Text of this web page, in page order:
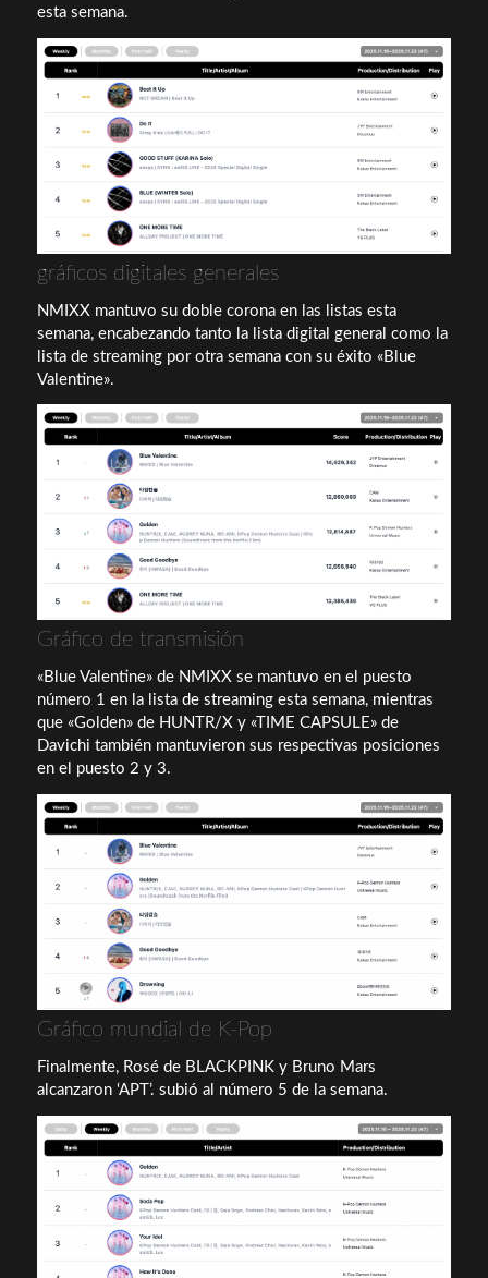
esta semana.
gráficos digitales generales
NMIXX mantuvo su doble corona en las listas esta
semana, encabezando tanto la lista digital general como la
lista de streaming por otra semana con su éxito «Blue
Valentine».
Gráfico de transmisión
«Blue Valentine» de NMIXX se mantuvo en el puesto
número 1 en la lista de streaming esta semana, mientras
que «Golden» de HUNTR/X y «TIME CAPSULE» de
Davichi también mantuvieron sus respectivas posiciones
en el puesto 2 y 3.
Gráfico mundial de K-Pop
Finalmente, Rosé de BLACKPINK y Bruno Mars
alcanzaron ‘APT’. subió al número 5 de la semana.